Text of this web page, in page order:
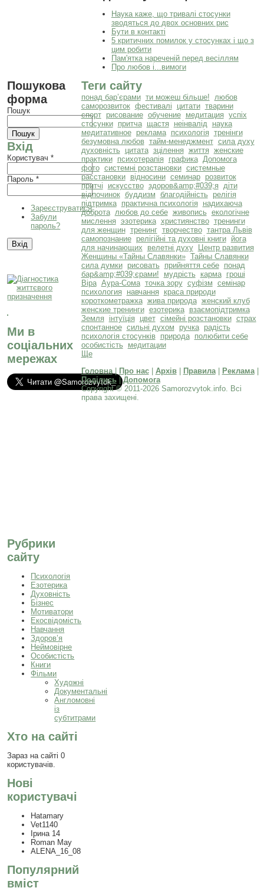
Наука каже, що тривалі стосунки
зводяться до двох основних рис
Бути в контакті
5 критичних помилок у стосунках і що з
цим робити
Пам'ятка нареченій перед весіллям
Про любов і...вимоги
Пошукова
форма
Пошук
Вхід
Користувач*
Пароль*
Зареєструватися
Забули
пароль?
Ми в
соціальних
мережах
Рубрики
сайту
Психологія
Езотерика
Духовність
Бізнес
Мотиватори
Екосвідомість
Навчання
Здоров’я
Неймовірне
Особистість
Книги
Фільми
Художні
Документальні
Англомовні
із
субтитрами
Хто на сайті
Зараз на сайті 0
користувачів.
Нові
користувачі
Hatamary
Vet1140
Ірина 14
Roman May
ALENA_16_08
Популярний
вміст
Теги сайту
понад бар’єрами ти можеш більше! любов
саморозвиток фестивалі цитати тварини
спорт
рисование обучение медитация успіх
стосунки
притча щастя неінвалід
наука
медитативное
реклама психологія тренінги
безумовна любов тайм-менеджмент сила духу
духовність
цитата зцілення життя женские
практики
психотерапія графика Допомога
фото системні розстановки системные
расстановки
відносини семинар
розвиток
притчі
искусство здоров&amp;#039;я діти
відпочинок буддизм благодійність
релігія
підтримка
практична психологія
надихаюча
доброта любов до себе живопись екологічне
мислення эзотерика християнство тренинги
для женщин тренинг творчество тантра Львів
самопознание
релігійні та духовні книги
йога
для начинающих
велетні духу
Центр развития
Женщины «Тайны Славянки» Тайны Славянки
сила думки
рисовать прийняття себе
понад
бар&amp;#039;єрами!
мудрість карма
гроші
Віра Аура-Сома точка зору суфізм семінар
психология
навчання
краса природи
короткометражка жива природа женский клуб
женские тренинги езотерика
взаємопідтримка
Земля
інтуїція цвет сімейні розстановки страх
спонтанное сильні духом ручка
радість
психологія стосунків
природа
полюбити себе
особистість
медитации
Ще
Головна| Про нас| Архів| Правила| Реклама|
Поділись|Допомога
Copyright © 2011-2026 Samorozvytok.info. Всі
права захищені.